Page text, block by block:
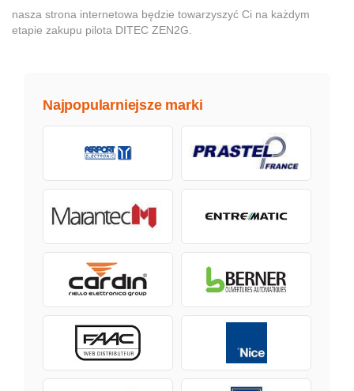
nasza strona internetowa będzie towarzyszyć Ci na każdym
etapie zakupu pilota DITEC ZEN2G.
Najpopularniejsze marki